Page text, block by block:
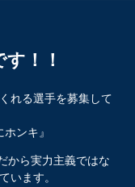
！！
れる選手を募集して
ンキ』
から実力主義ではな
います。